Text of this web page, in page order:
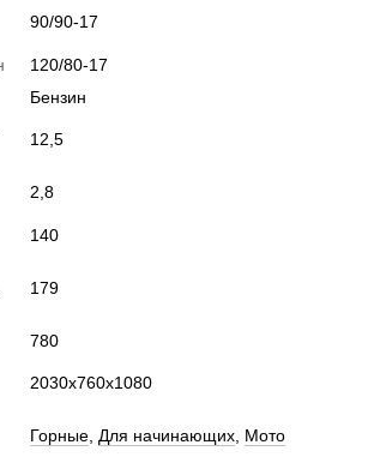
90/90-17
120/80-17
Бензин
12,5
2,8
140
179
780
2030х760х1080
Горные Для начинающих Мото